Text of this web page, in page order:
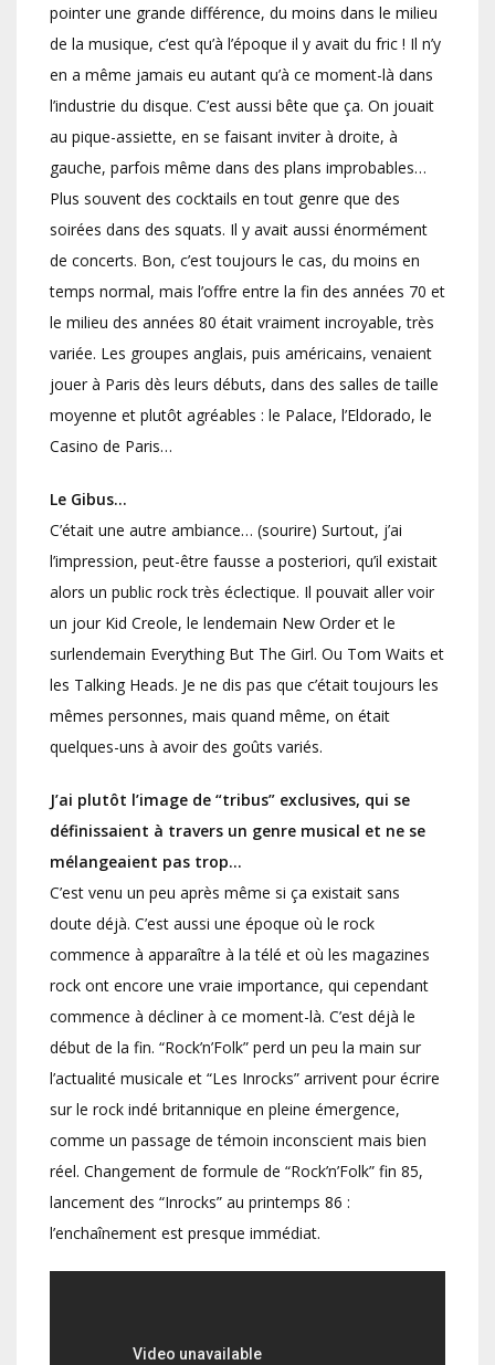
pointer une grande différence, du moins dans le milieu
de la musique, c’est qu’à l’époque il y avait du fric ! Il n’y
en a même jamais eu autant qu’à ce moment-là dans
l’industrie du disque. C’est aussi bête que ça. On jouait
au pique-assiette, en se faisant inviter à droite, à
gauche, parfois même dans des plans improbables…
Plus souvent des cocktails en tout genre que des
soirées dans des squats. Il y avait aussi énormément
de concerts. Bon, c’est toujours le cas, du moins en
temps normal, mais l’offre entre la fin des années 70 et
le milieu des années 80 était vraiment incroyable, très
variée. Les groupes anglais, puis américains, venaient
jouer à Paris dès leurs débuts, dans des salles de taille
moyenne et plutôt agréables : le Palace, l’Eldorado, le
Casino de Paris…
Le Gibus…
C’était une autre ambiance… (sourire) Surtout, j’ai
l’impression, peut-être fausse a posteriori, qu’il existait
alors un public rock très éclectique. Il pouvait aller voir
un jour Kid Creole, le lendemain New Order et le
surlendemain Everything But The Girl. Ou Tom Waits et
les Talking Heads. Je ne dis pas que c’était toujours les
mêmes personnes, mais quand même, on était
quelques-uns à avoir des goûts variés.
J’ai plutôt l’image de “tribus” exclusives, qui se
définissaient à travers un genre musical et ne se
mélangeaient pas trop…
C’est venu un peu après même si ça existait sans
doute déjà. C’est aussi une époque où le rock
commence à apparaître à la télé et où les magazines
rock ont encore une vraie importance, qui cependant
commence à décliner à ce moment-là. C’est déjà le
début de la fin. “Rock’n’Folk” perd un peu la main sur
l’actualité musicale et “Les Inrocks” arrivent pour écrire
sur le rock indé britannique en pleine émergence,
comme un passage de témoin inconscient mais bien
réel. Changement de formule de “Rock’n’Folk” fin 85,
lancement des “Inrocks” au printemps 86 :
l’enchaînement est presque immédiat.